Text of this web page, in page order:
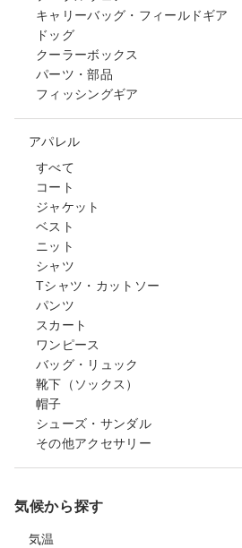
キャリーバッグ・フィールドギア
ドッグ
クーラーボックス
パーツ・部品
フィッシングギア
アパレル
すべて
コート
ジャケット
ベスト
ニット
シャツ
Tシャツ・カットソー
パンツ
スカート
ワンピース
バッグ・リュック
靴下（ソックス）
帽子
シューズ・サンダル
その他アクセサリー
気候から探す
気温